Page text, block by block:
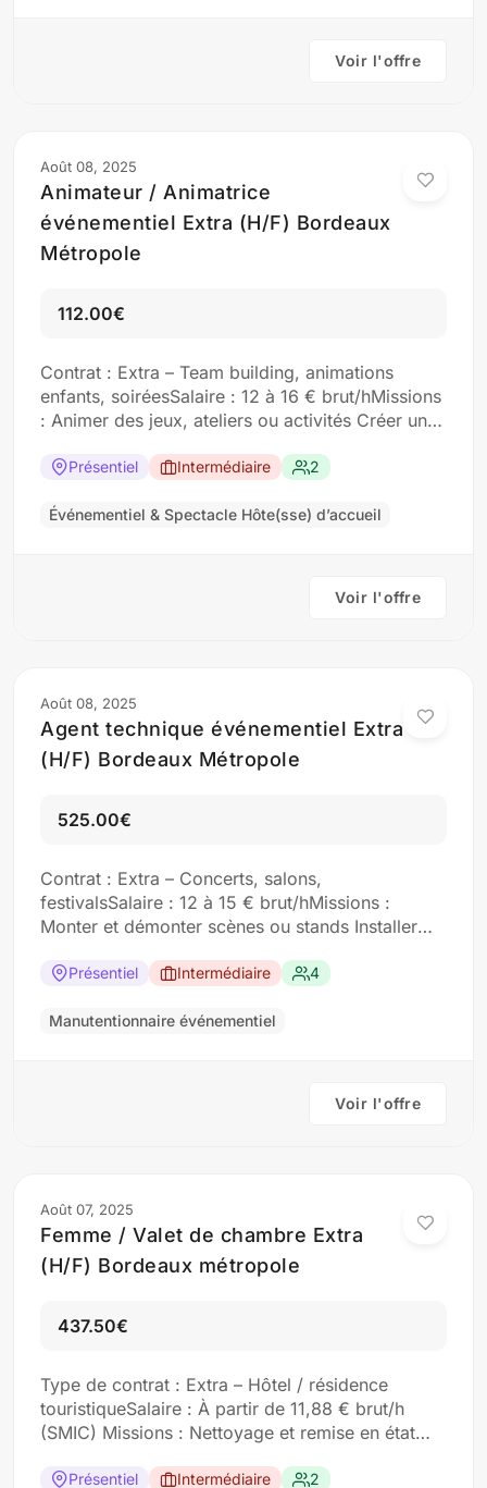
Voir l'offre
Août 08, 2025
Animateur / Animatrice
événementiel Extra (H/F) Bordeaux
Métropole
112.00€
Contrat : Extra – Team building, animations
enfants, soiréesSalaire : 12 à 16 € brut/hMissions
: Animer des jeux, ateliers ou activités Créer une
participantsProfil : Dynamique, créatif, sociable
via notre site
Présentiel Intermédiaire 2
Événementiel & Spectacle Hôte(sse) d’accueil
Voir l'offre
Août 08, 2025
Agent technique événementiel Extra
(H/F) Bordeaux Métropole
525.00€
Contrat : Extra – Concerts, salons,
festivalsSalaire : 12 à 15 € brut/hMissions :
Monter et démonter scènes ou stands Installer
l’événementProfil : Connaissances techniques
Candidature par e-mail : contact@altapro.fr ou
Présentiel Intermédiaire 4
Manutentionnaire événementiel
Voir l'offre
Août 07, 2025
Femme / Valet de chambre Extra
(H/F) Bordeaux métropole
437.50€
Type de contrat : Extra – Hôtel / résidence
touristiqueSalaire : À partir de 11,88 € brut/h
(SMIC) Missions : Nettoyage et remise en état
d’accueil Respect des normes d’hygiène hôtelière
Présentiel Intermédiaire 2